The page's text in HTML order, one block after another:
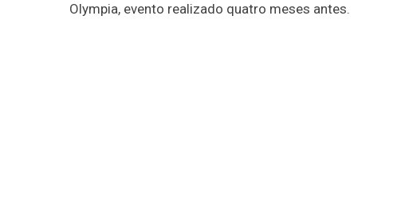
Olympia, evento realizado quatro meses antes.